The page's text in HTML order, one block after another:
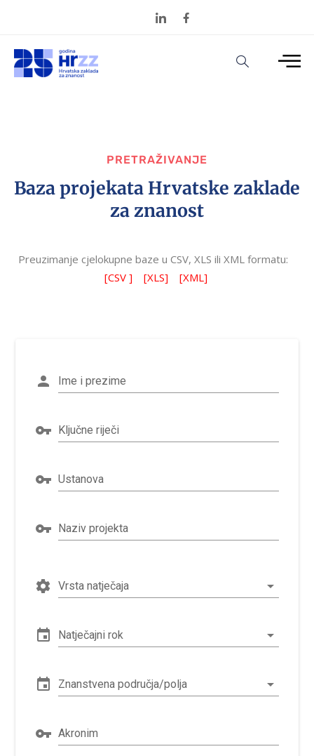
PRETRAŽIVANJE
Baza projekata Hrvatske zaklade
za znanost
Preuzimanje cjelokupne baze u CSV, XLS ili XML formatu:
[CSV ]
[XLS] [XML]